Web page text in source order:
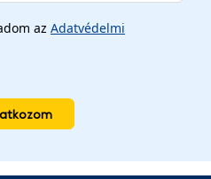
az Adatvédelmi